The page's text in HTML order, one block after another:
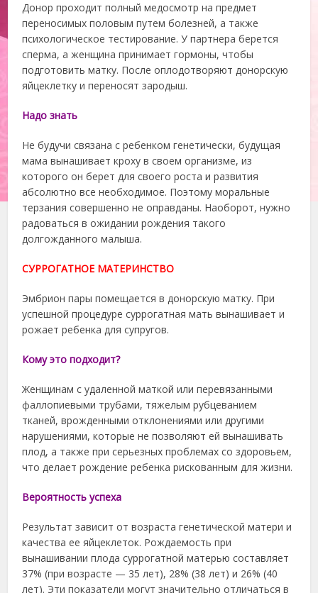
Донор проходит полный медосмотр на предмет
переносимых половым путем болезней, а также
психологическое тестирование. У партнера берется
сперма, а женщина принимает гормоны, чтобы
подготовить матку. После оплодотворяют донорскую
яйцеклетку и переносят зародыш.
Надо знать
Не будучи связана с ребенком генетически, будущая
мама вынашивает кроху в своем организме, из
которого он берет для своего роста и развития
абсолютно все необходимое. Поэтому моральные
терзания совершенно не оправданы. Наоборот, нужно
радоваться в ожидании рождения такого
долгожданного малыша.
СУРРОГАТНОЕ МАТЕРИНСТВО
Эмбрион пары помещается в донорскую матку. При
успешной процедуре суррогатная мать вынашивает и
рожает ребенка для супругов.
Кому это подходит?
Женщинам с удаленной маткой или перевязанными
фаллопиевыми трубами, тяжелым рубцеванием
тканей, врожденными отклонениями или другими
нарушениями, которые не позволяют ей вынашивать
плод, а также при серьезных проблемах со здоровьем,
что делает рождение ребенка рискованным для жизни.
Вероятность успеха
Результат зависит от возраста генетической матери и
качества ее яйцеклеток. Рождаемость при
вынашивании плода суррогатной матерью составляет
37% (при возрасте — 35 лет), 28% (38 лет) и 26% (40
лет). Эти показатели могут значительно отличаться в